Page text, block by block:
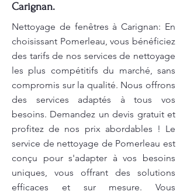
Carignan.
Nettoyage de fenêtres à Carignan: En
choisissant Pomerleau, vous bénéficiez
des tarifs de nos services de nettoyage
les plus compétitifs du marché, sans
compromis sur la qualité. Nous offrons
des services adaptés à tous vos
besoins. Demandez un devis gratuit et
profitez de nos prix abordables ! Le
service de nettoyage de Pomerleau est
conçu pour s'adapter à vos besoins
uniques, vous offrant des solutions
efficaces et sur mesure. Vous